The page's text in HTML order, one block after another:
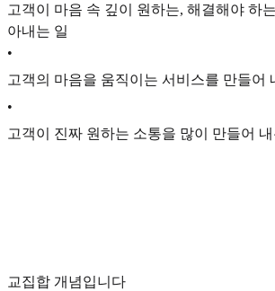
고객이 마음 속 깊이 원하는, 해결해야 하
아내는 일
•
고객의 마음을 움직이는 서비스를 만들어
•
고객이 진짜 원하는 소통을 많이 만들어 내
교집합 개념입니다